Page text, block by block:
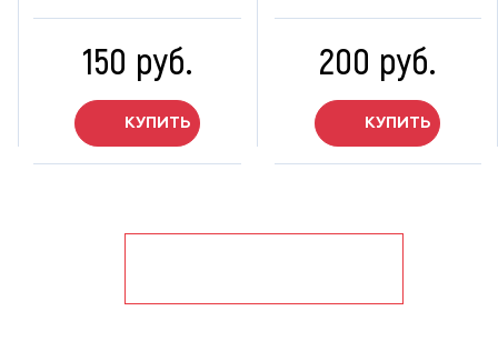
150 руб.
КУПИТЬ
200 руб.
КУПИТЬ